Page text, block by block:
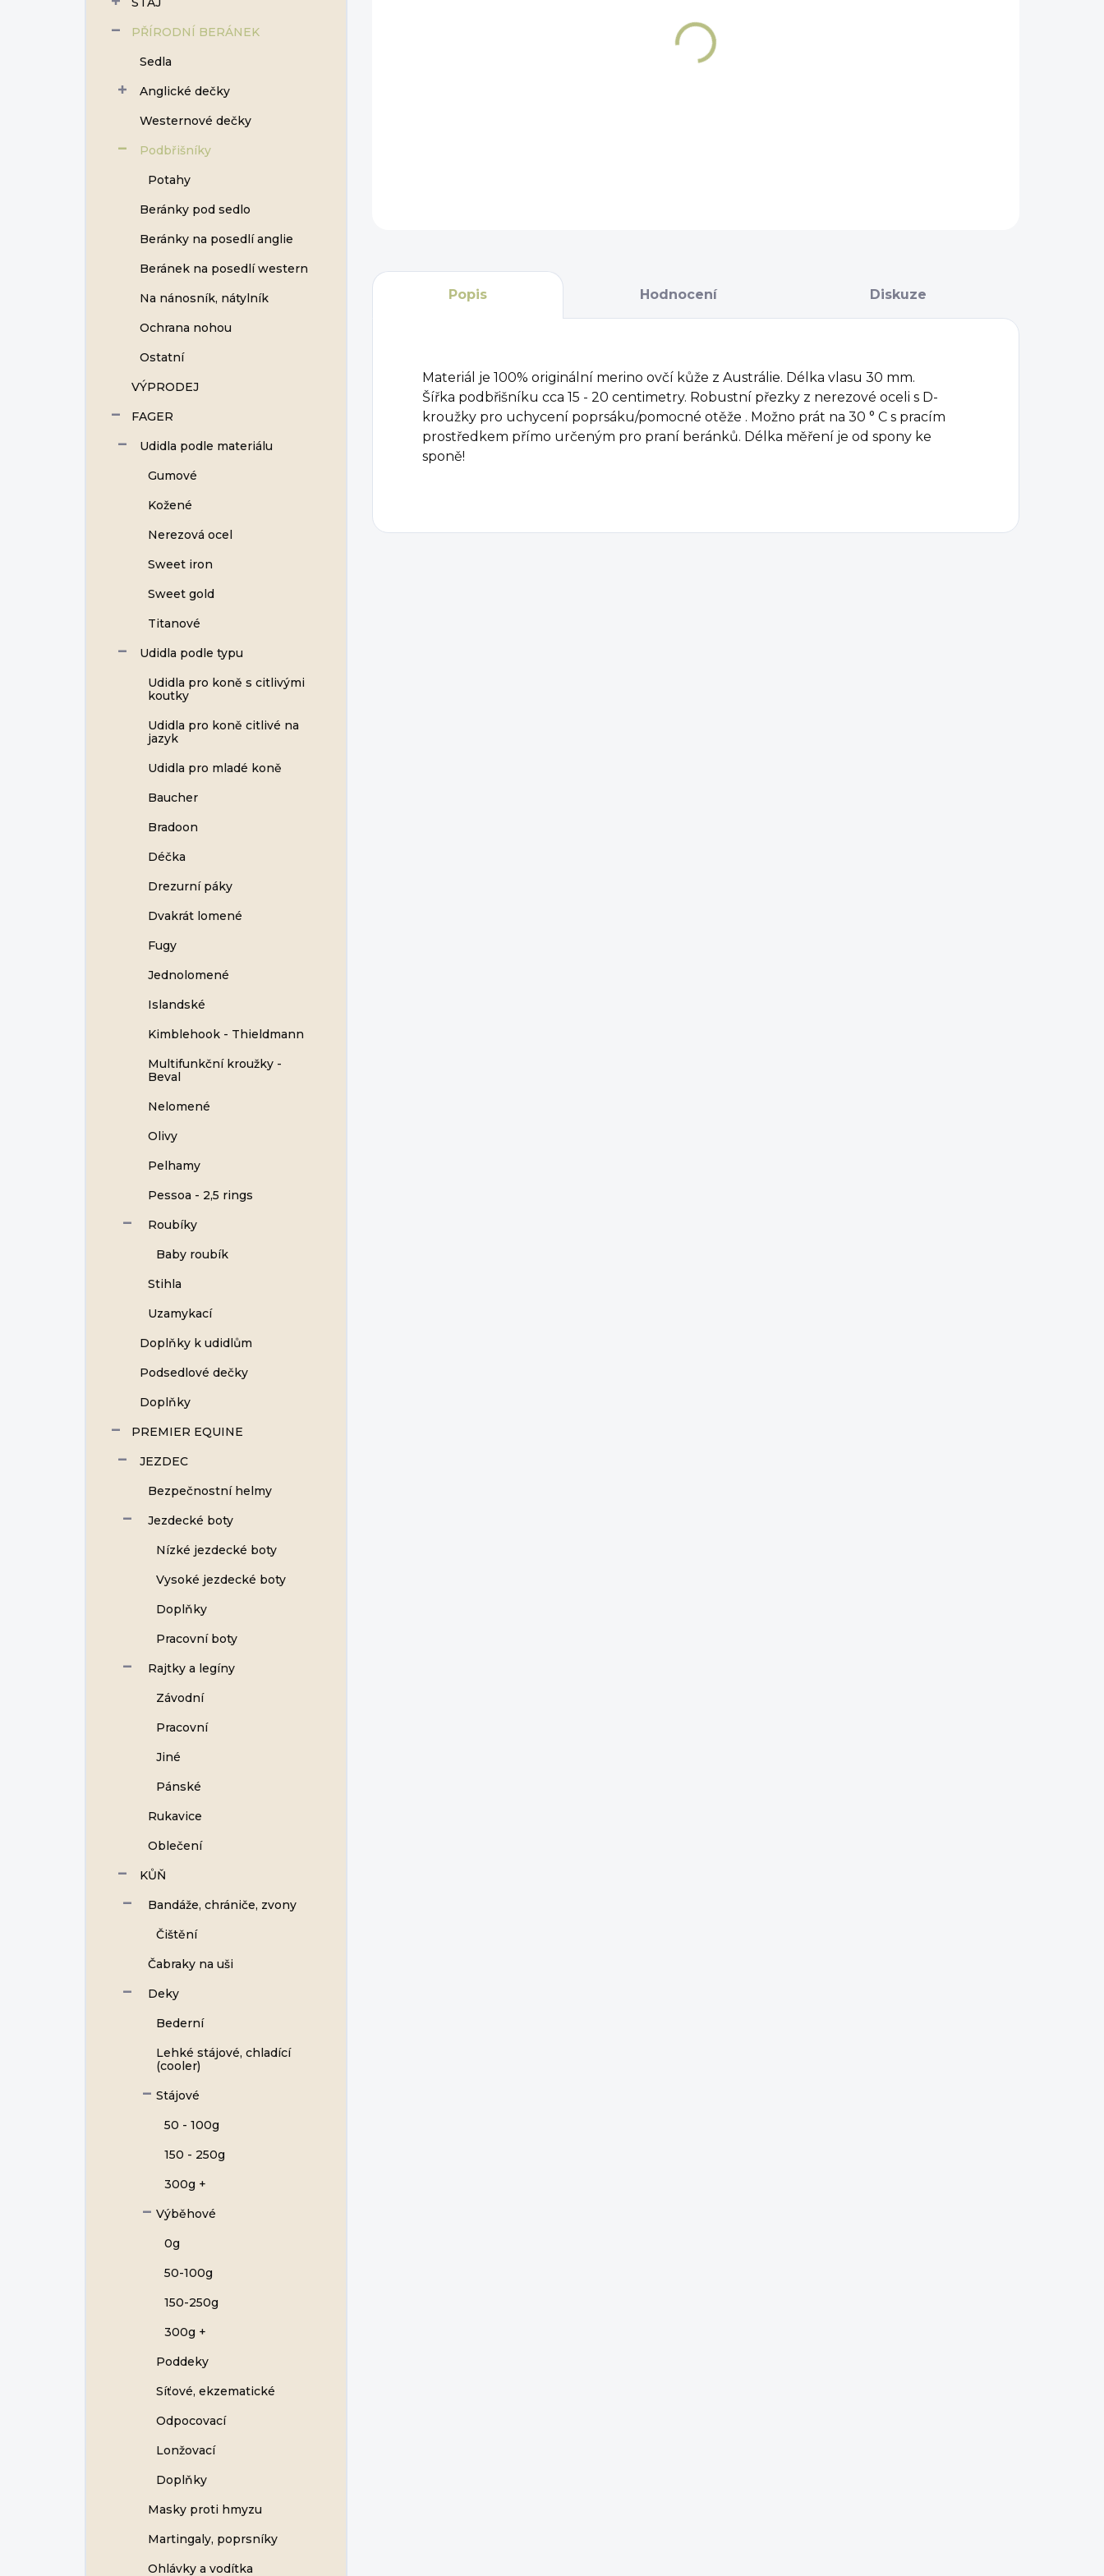
PŘÍRODNÍ BERÁNEK
Sedla
Anglické dečky
Westernové dečky
Podbřišníky
Potahy
Beránky pod sedlo
Beránky na posedlí anglie
Beránek na posedlí western
Na nánosník, nátylník
Ochrana nohou
Ostatní
VÝPRODEJ
FAGER
Udidla podle materiálu
Gumové
Kožené
Nerezová ocel
Sweet iron
Sweet gold
Titanové
Udidla podle typu
Udidla pro koně s citlivými
koutky
Udidla pro koně citlivé na
jazyk
Udidla pro mladé koně
Baucher
Bradoon
Déčka
Drezurní páky
Dvakrát lomené
Fugy
Jednolomené
Islandské
Kimblehook - Thieldmann
Multifunkční kroužky -
Beval
Nelomené
Olivy
Pelhamy
Pessoa - 2,5 rings
Roubíky
Baby roubík
Stihla
Uzamykací
Doplňky k udidlům
Podsedlové dečky
Doplňky
PREMIER EQUINE
JEZDEC
Bezpečnostní helmy
Jezdecké boty
Nízké jezdecké boty
Vysoké jezdecké boty
Doplňky
Pracovní boty
Rajtky a legíny
Závodní
Pracovní
Jiné
Pánské
Rukavice
Oblečení
KŮŇ
Bandáže, chrániče, zvony
Čištění
Čabraky na uši
Deky
Bederní
Lehké stájové, chladící
(cooler)
Stájové
50 - 100g
150 - 250g
300g +
Výběhové
0g
50-100g
150-250g
300g +
Poddeky
Síťové, ekzematické
Odpocovací
Lonžovací
Doplňky
Masky proti hmyzu
Martingaly, poprsníky
Ohlávky a vodítka
Popis Hodnocení Diskuze
Materiál je 100% originální merino ovčí kůže z Austrálie. Délka vlasu 30 mm.
Šířka podbřišníku cca 15 - 20 centimetry. Robustní přezky z nerezové oceli s D-
kroužky pro uchycení poprsáku/pomocné otěže . Možno prát na 30 ° C s pracím
prostředkem přímo určeným pro praní beránků. Délka měření je od spony ke
sponě!